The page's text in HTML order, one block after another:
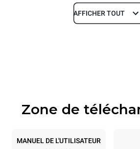
Dimensions
Caractéristiques de la
6
AFFICHER TOUT
Zone de
MANUEL DE L'UTILISATEUR